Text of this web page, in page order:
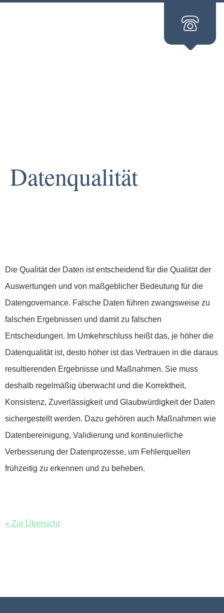
Datenqualität
Die Qualität der Daten ist entscheidend für die Qualität der
Auswertungen und von maßgeblicher Bedeutung für die
Datengovernance. Falsche Daten führen zwangsweise zu
falschen Ergebnissen und damit zu falschen
Entscheidungen. Im Umkehrschluss heißt das, je höher die
Datenqualitätist, desto höher ist das Vertrauen in die daraus
resultierenden Ergebnisse und Maßnahmen. Sie muss
deshalb regelmäßig überwacht und die Korrektheit,
Konsistenz, Zuverlässigkeit und Glaubwürdigkeit der Daten
sichergestellt werden. Dazu gehören auch Maßnahmen wie
Datenbereinigung, Validierung und kontinuierliche
Verbesserung der Datenprozesse, um Fehlerquellen
frühzeitig zu erkennen und zu beheben.
« Zur Übersicht